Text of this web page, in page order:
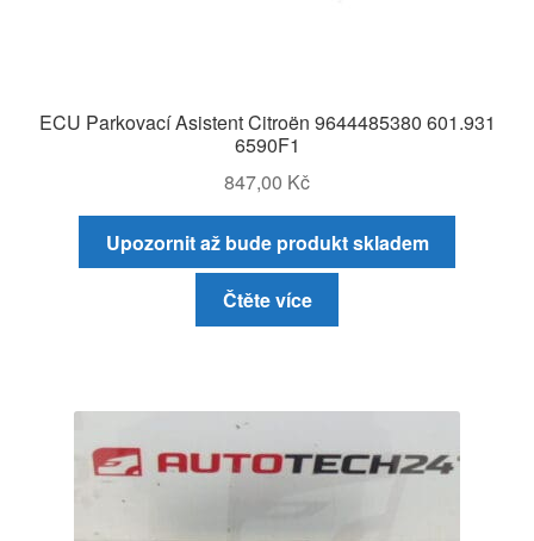
ECU Parkovací Asistent Citroën 9644485380 601.931
6590F1
847,00 Kč
Upozornit až bude produkt skladem
Čtěte více